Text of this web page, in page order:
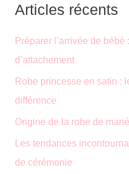
e
:
Articles récents
Préparer l’arrivée de
d’attachement
Robe princesse en satin :
différence
Origine de la robe de
Les tendances
de cérémonie